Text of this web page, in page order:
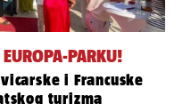
EUROPA-PARKU!
i Francuske
turizma